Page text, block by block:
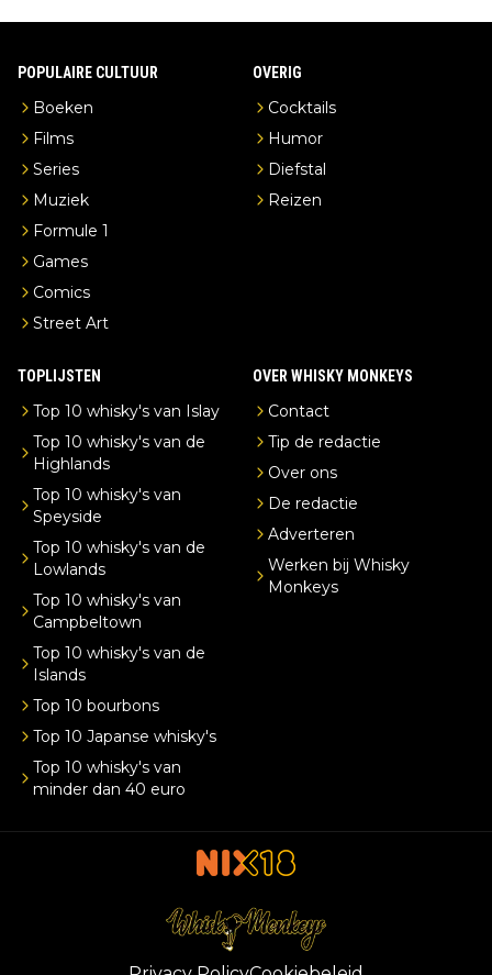
POPULAIRE CULTUUR
Boeken
Films
Series
Muziek
Formule 1
Games
Comics
Street Art
OVERIG
Cocktails
Humor
Diefstal
Reizen
TOPLIJSTEN
Top 10 whisky's van Islay
Top 10 whisky's van de
Highlands
Top 10 whisky's van
Speyside
Top 10 whisky's van de
Lowlands
Top 10 whisky's van
Campbeltown
Top 10 whisky's van de
Islands
Top 10 bourbons
Top 10 Japanse whisky's
Top 10 whisky's van
minder dan 40 euro
OVER WHISKY MONKEYS
Contact
Tip de redactie
Over ons
De redactie
Adverteren
Werken bij Whisky
Monkeys